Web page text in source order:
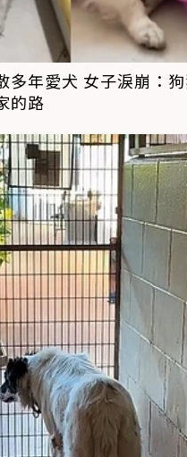
多年愛犬 女子淚崩：
的路